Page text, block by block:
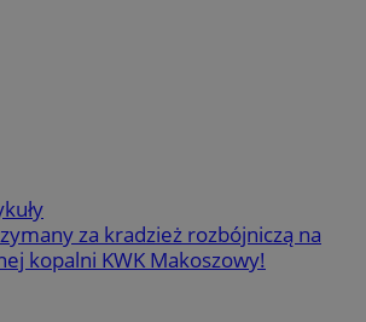
za kradzież rozbójniczą na
kopalni KWK Makoszowy!